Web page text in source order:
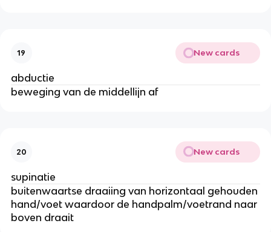
19 New cards
abductie
beweging van de middellijn af
20 New cards
supinatie
buitenwaartse draaiing van horizontaal gehouden
hand/voet waardoor de handpalm/voetrand naar
boven draait